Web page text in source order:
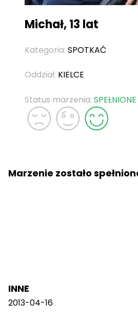
Michał, 13 lat
Kategoria: SPOTKAĆ
Oddział: KIELCE
Status marzenia: SPEŁNIONE
Marzenie zostało
INNE
2013-04-16